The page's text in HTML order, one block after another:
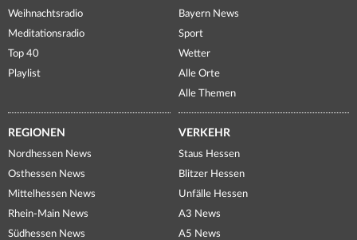
Weihnachtsradio
Meditationsradio
Top 40
Playlist
Bayern News
Sport
Wetter
Alle Orte
Alle Themen
REGIONEN
Nordhessen News
Osthessen News
Mittelhessen News
Rhein-Main News
Südhessen News
VERKEHR
Staus Hessen
Blitzer Hessen
Unfälle Hessen
A3 News
A5 News